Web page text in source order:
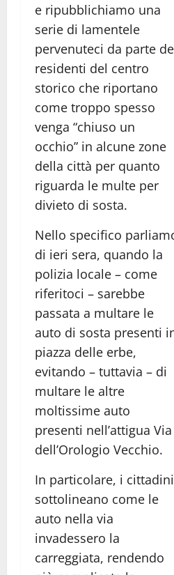
e ripubblichiamo una
serie di lamentele
pervenuteci da parte
residenti del centro
storico che riportano
come troppo spesso
venga “chiuso un
occhio” in alcune zone
della città per quanto
riguarda le multe per
divieto di sosta.
Nello specifico
di ieri sera, quando la
polizia locale – come
riferitoci – sarebbe
passata a multare le
auto di sosta presenti
piazza delle erbe,
evitando – tuttavia – di
multare le altre
moltissime auto
presenti nell’attigua Via
dell’Orologio Vecchio.
In particolare, i cittadini
sottolineano come le
auto nella via
invadessero la
carreggiata, rendendo